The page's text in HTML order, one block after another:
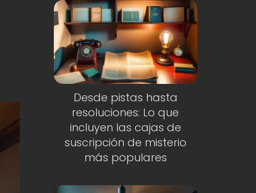
Desde pistas hasta
resoluciones: Lo que
incluyen las cajas de
suscripción de misterio
más populares